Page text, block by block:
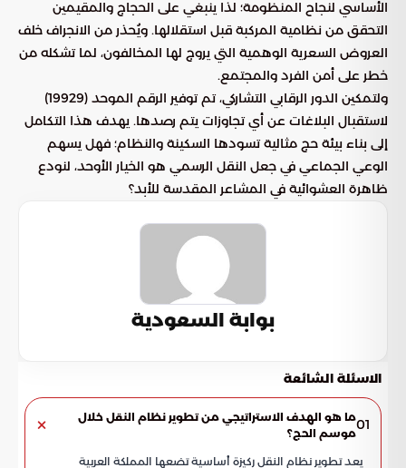
الأساسي لنجاح المنظومة؛ لذا ينبغي على الحجاج والمقيمين
التحقق من نظامية المركبة قبل استقلالها. ويُحذر من الانجراف خلف
العروض السعرية الوهمية التي يروج لها المخالفون، لما تشكله من
خطر على أمن الفرد والمجتمع.
ولتمكين الدور الرقابي التشاركي، تم توفير الرقم الموحد (19929)
لاستقبال البلاغات عن أي تجاوزات يتم رصدها. يهدف هذا التكامل
إلى بناء بيئة حج مثالية تسودها السكينة والنظام؛ فهل يسهم
الوعي الجماعي في جعل النقل الرسمي هو الخيار الأوحد، لنودع
ظاهرة العشوائية في المشاعر المقدسة للأبد؟
بوابة السعودية
الاسئلة الشائعة
01ما هو الهدف الاستراتيجي من تطوير نظام النقل خلال
موسم الحج؟
يعد تطوير نظام النقل ركيزة أساسية تضعها المملكة العربية